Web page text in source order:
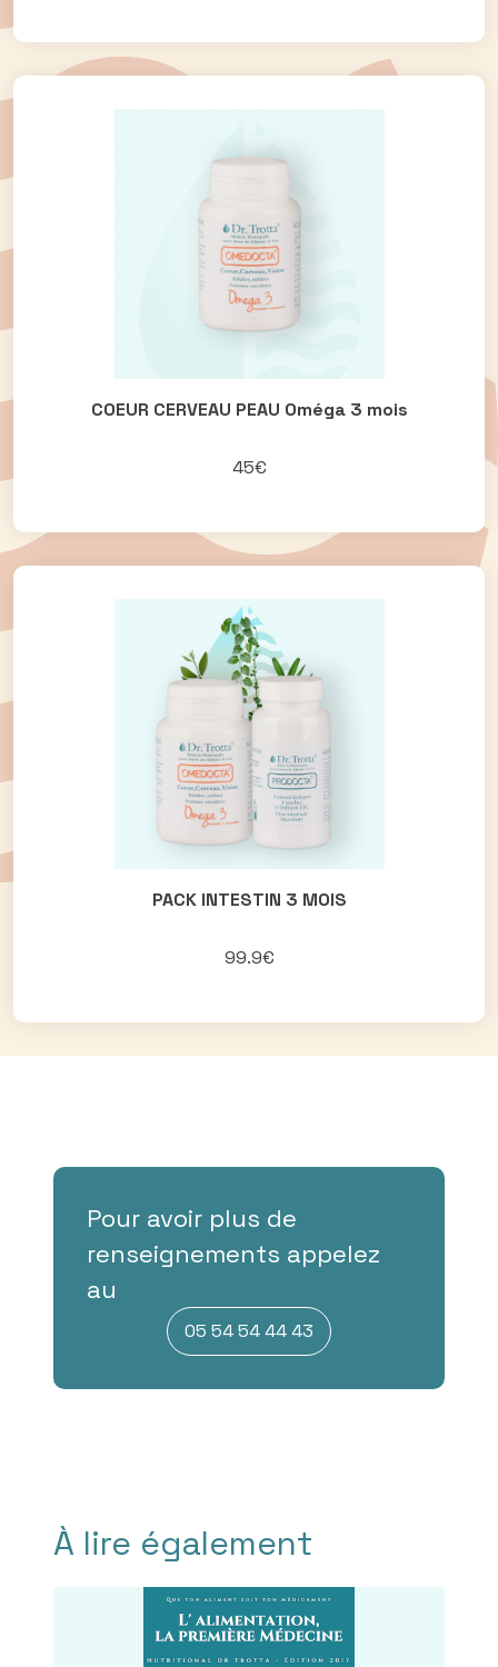
COEUR CERVEAU PEAU Oméga 3 mois
45€
PACK INTESTIN 3 MOIS
99.9€
Pour avoir plus de
renseignements appelez
au
05 54 54 44 43
À lire également